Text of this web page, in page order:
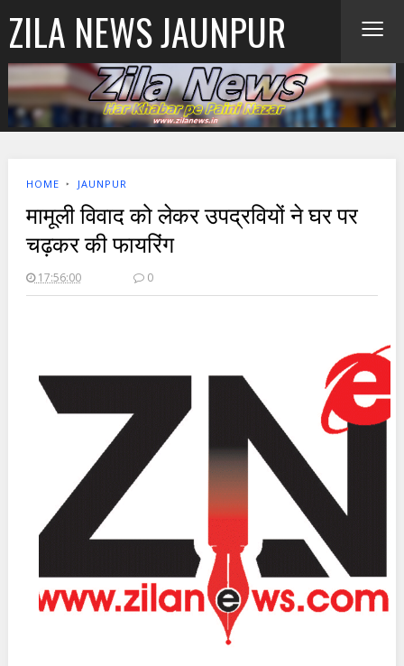
ZILA NEWS JAUNPUR ≡
HOME ‣ JAUNPUR
मामूली विवाद को लेकर उपद्रवियों ने घर पर
चढ़कर की फायरिंग
17:56:00 0